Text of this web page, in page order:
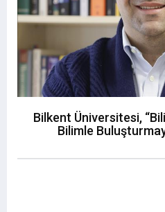
Bilkent Üniversitesi,
Bilimle